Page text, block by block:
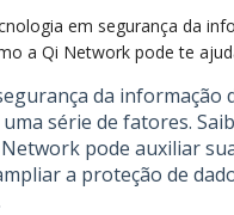
em segurança da
a Qi Network pode te
da informação
série de fatores.
pode auxiliar
a proteção de